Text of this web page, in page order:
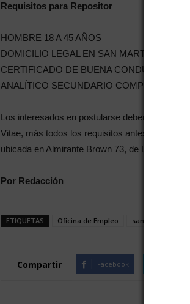
Requisitos para Repositor
HOMBRE 18 A 45 AÑOS
DOMICILIO LEGAL EN SAN MARTIN
CERTIFICADO DE BUENA CONDUCTA (En
ANALÍTICO SECUNDARIO COMPLETO
Los interesados en postularse deberán
Vitae, más todos los requisitos antes
ubicada en Almirante Brown 73, de Lunes a
Por Redacción
ETIQUETAS Oficina de Empleo san martín
Compartir Facebook